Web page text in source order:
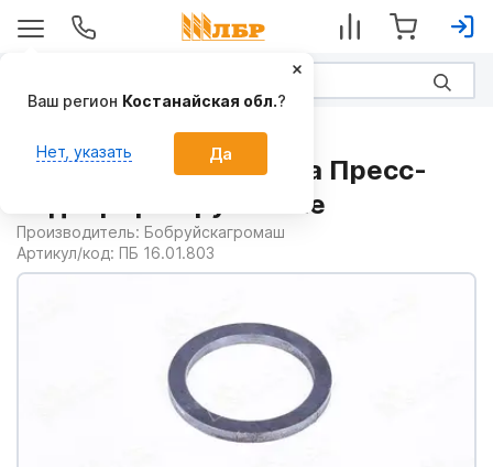
Втулка ПБ 16.01.803 на Пресс-
подборщики рулонные
Производитель: Бобруйскагромаш
Артикул/код: ПБ 16.01.803
Ваш регион Костанайская обл.?
Нет, указать Да